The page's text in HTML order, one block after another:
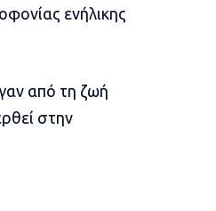
ενήλικης
από τη ζωή
στην